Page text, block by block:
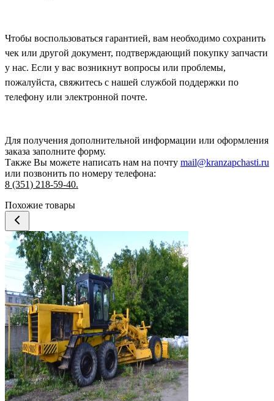
Чтобы воспользоваться гарантией, вам необходимо сохранить
чек или другой документ, подтверждающий покупку запчасти
у нас. Если у вас возникнут вопросы или проблемы,
пожалуйста, свяжитесь с нашей службой поддержки по
телефону или электронной почте.
Для получения дополнительной информации или оформления
заказа заполните форму.
Также Вы можете написать нам на почту mail@kranzapchasti.ru
или позвонить по номеру телефона:
8 (351) 218-59-40.
Похожие товары